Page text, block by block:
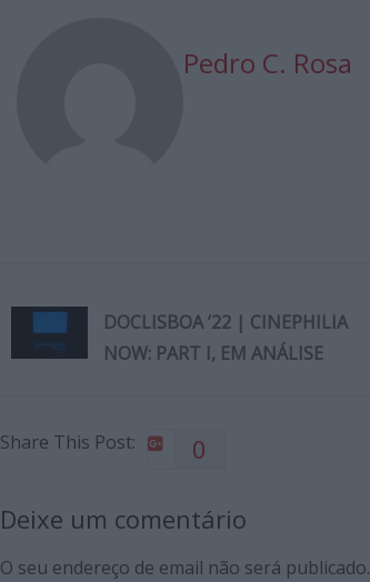
Pedro C. Rosa
DOCLISBOA ’22 | CINEPHILIA
NOW: PART I, EM ANÁLISE
Share This Post: 0
Deixe um comentário
O seu endereço de email não será publicado.